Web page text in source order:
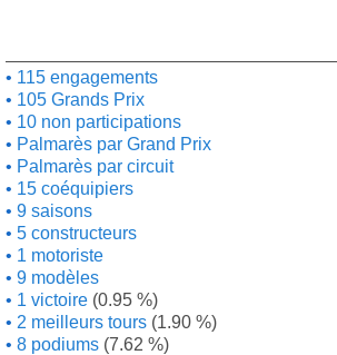
115 engagements
105 Grands Prix
10 non participations
Palmarès par Grand Prix
Palmarès par circuit
15 coéquipiers
9 saisons
5 constructeurs
1 motoriste
9 modèles
1 victoire (0.95 %)
2 meilleurs tours (1.90 %)
8 podiums (7.62 %)